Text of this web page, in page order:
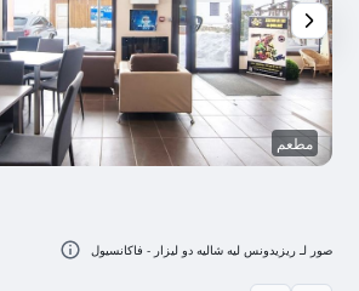
مطعم
صور لـ ريزيدونس ليه شاليه دو ليزار - فاكانسيول